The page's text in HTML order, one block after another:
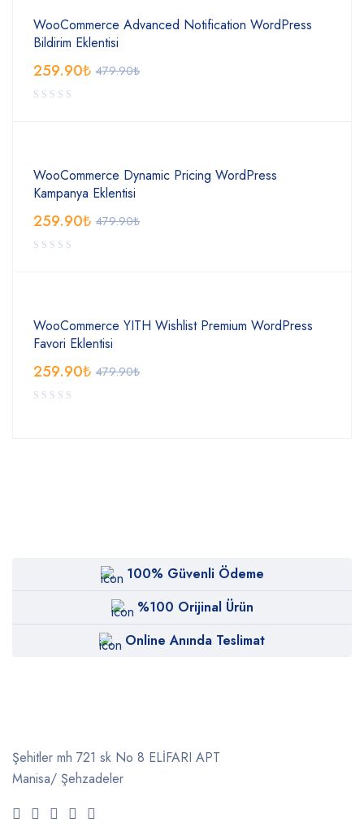
WooCommerce Advanced Notification WordPress
Bildirim Eklentisi
479.90₺
259.90₺
WooCommerce Dynamic Pricing WordPress
Kampanya Eklentisi
479.90₺
259.90₺
WooCommerce YITH Wishlist Premium WordPress
Favori Eklentisi
479.90₺
259.90₺
100% Güvenli Ödeme
%100 Orijinal Ürün
Online Anında Teslimat
Şehitler mh 721 sk No 8 ELİFARI APT
Manisa/ Şehzadeler